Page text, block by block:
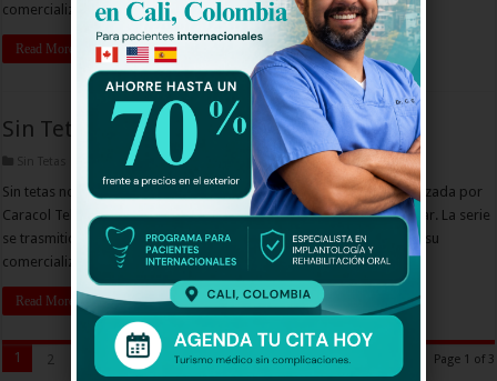
comercialización en DVD.
Read More »
Sin Tetas No Hay Paraiso Capitulo 14
Sin Tetas No Hay Paraiso Capitulo
Sin tetas no hay paraíso es una serie de televisión colombiana realizada por
Caracol Televisión, basada en el libro homónimo de Gustavo Bolívar. La serie
se trasmitió en el año 2006 y a finales de ese año fue editada para su
comercialización en DVD.
Read More »
Page 1 of 3
1 2 »